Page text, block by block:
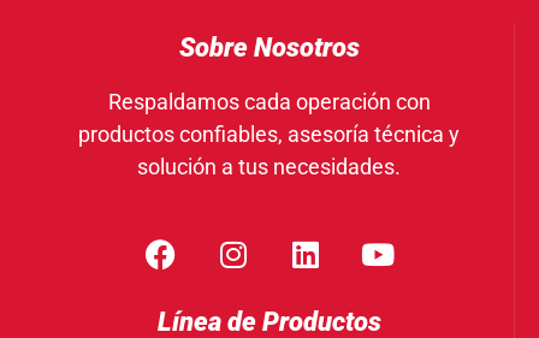
Sobre Nosotros
Respaldamos cada operación con
productos confiables, asesoría técnica y
solución a tus necesidades.
Línea de Productos